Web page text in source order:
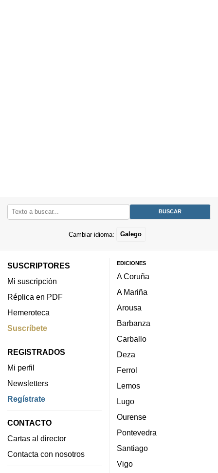
Cambiar idioma: Galego
SUSCRIPTORES
Mi suscripción
Réplica en PDF
Hemeroteca
Suscríbete
REGISTRADOS
Mi perfil
Newsletters
Regístrate
CONTACTO
Cartas al director
Contacta con nosotros
EDICIONES
A Coruña
A Mariña
Arousa
Barbanza
Carballo
Deza
Ferrol
Lemos
Lugo
Ourense
Pontevedra
Santiago
Vigo